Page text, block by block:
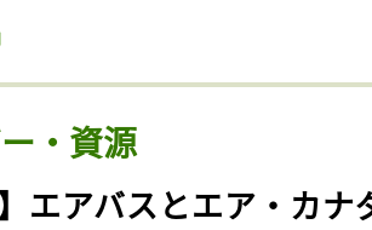
・資源
】エアバスとエア・カナ